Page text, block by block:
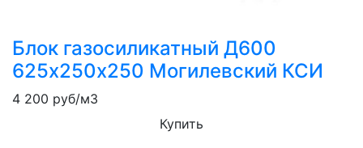
Блок газосиликатный Д600
625х250х250 Могилевский КСИ
4 200 руб/м3
Купить